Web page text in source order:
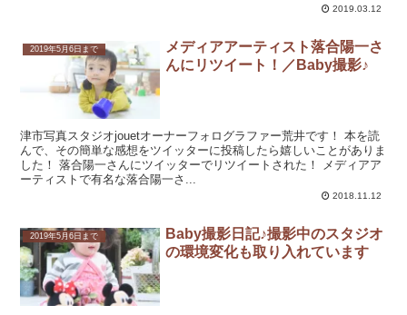
2019.03.12
2019年5月6日まで
メディアアーティスト落合陽一さ
んにリツイート！／Baby撮影♪
津市写真スタジオjouetオーナーフォログラファー荒井です！ 本を読
んで、その簡単な感想をツイッターに投稿したら嬉しいことがありま
した！ 落合陽一さんにツイッターでリツイートされた！ メディアア
ーティストで有名な落合陽一さ...
2018.11.12
2019年5月6日まで
Baby撮影日記♪撮影中のスタジオ
の環境変化も取り入れています